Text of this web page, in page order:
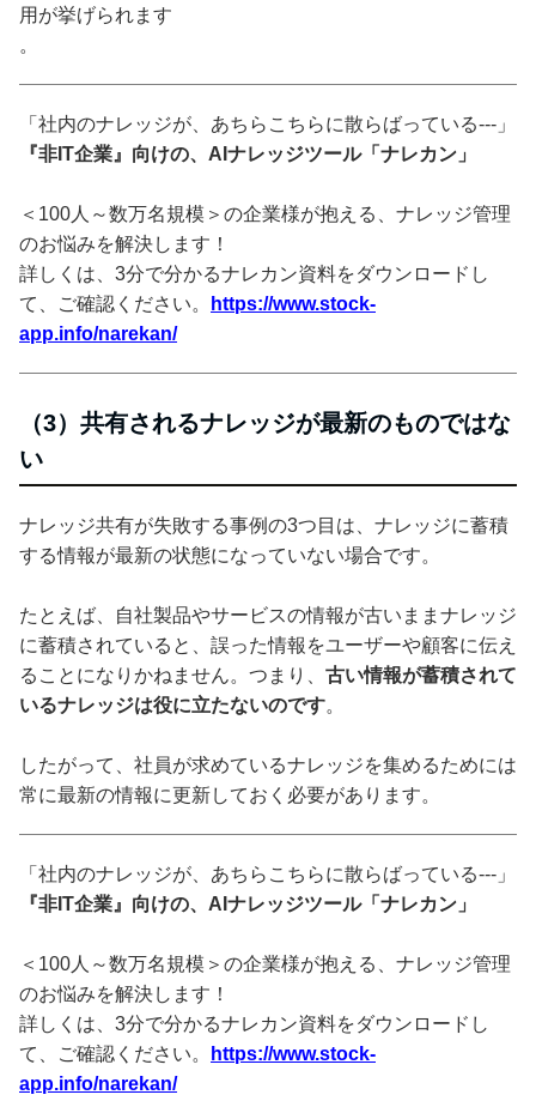
用が挙げられます
。
「社内のナレッジが、あちらこちらに散らばっている---」
『非IT企業』向けの、AIナレッジツール「ナレカン」
＜100人～数万名規模＞の企業様が抱える、ナレッジ管理
のお悩みを解決します！
詳しくは、3分で分かるナレカン資料をダウンロードし
て、ご確認ください。
https://www.stock-
app.info/narekan/
（3）共有されるナレッジが最新のものではな
い
ナレッジ共有が失敗する事例の3つ目は、ナレッジに蓄積
する情報が最新の状態になっていない場合です。
たとえば、自社製品やサービスの情報が古いままナレッジ
に蓄積されていると、誤った情報をユーザーや顧客に伝え
ることになりかねません。つまり、 古い情報が蓄積されて
いるナレッジは役に立たないのです。
したがって、社員が求めているナレッジを集めるためには
常に最新の情報に更新しておく必要があります。
「社内のナレッジが、あちらこちらに散らばっている---」
『非IT企業』向けの、AIナレッジツール「ナレカン」
＜100人～数万名規模＞の企業様が抱える、ナレッジ管理
のお悩みを解決します！
詳しくは、3分で分かるナレカン資料をダウンロードし
て、ご確認ください。
https://www.stock-
app.info/narekan/